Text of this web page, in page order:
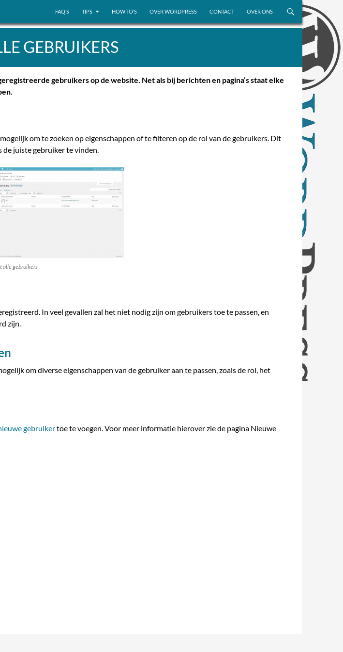
FAQ’S TIPS HOW TO’S OVER WORDPRESS CONTACT OVER ONS
GEBRUIKERS
gebruikers op de website. Net als bij berichten en pagina’s staat elke
om te zoeken op eigenschappen of te filteren op de rol van de gebruikers. Dit
de juiste gebruiker te vinden.
alle gebruikers
In veel gevallen zal het niet nodig zijn om gebruikers toe te passen, en
zijn.
om diverse eigenschappen van de gebruiker aan te passen, zoals de rol, het
gebruikertoe te voegen. Voor meer informatie hierover zie de pagina Nieuwe